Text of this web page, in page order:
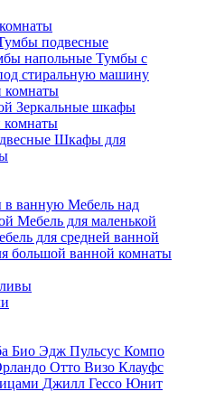
подвесные
напольные Тумбы с
стиральную машину
комнаты
Зеркальные шкафы
Шкафы для
в ванную Мебель над
Мебель для маленькой
для средней ванной
большой ванной комнаты
Био Эдж Пульсус Компо
Отто Визо Клауфс
Джилл Гессо Юнит